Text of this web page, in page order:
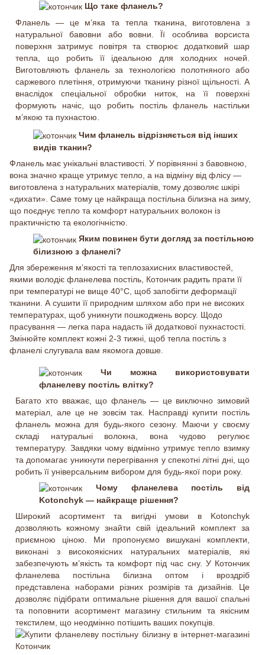
Що таке фланель?
Фланель — це м’яка та тепла тканина, виготовлена з
натуральної бавовни або вовни. Її особлива ворсиста
поверхня затримує повітря та створює додатковий шар
тепла, що робить її ідеальною для холодних ночей.
Виготовляють фланель за технологією полотняного або
саржевого плетіння, отримуючи тканину різної щільності. А
внаслідок спеціальної обробки ниток, на її поверхні
формують начіс, що робить постіль фланель настільки
м’якою та пухнастою.
Чим фланель відрізняється від інших
видів тканин?
Фланель має унікальні властивості. У порівнянні з бавовною,
вона значно краще утримує тепло, а на відміну від флісу —
виготовлена з натуральних матеріалів, тому дозволяє шкірі
«дихати». Саме тому це найкраща постільна білизна на зиму,
що поєднує тепло та комфорт натуральних волокон із
практичністю та екологічністю.
Яким повинен бути догляд за постільною
білизною з фланелі?
Для збереження м’якості та теплозахисних властивостей,
якими володіє фланелева постіль, Котончик радить прати її
при температурі не вище 40°C, щоб запобігти деформації
тканини. А сушити її природним шляхом або при не високих
температурах, щоб уникнути пошкоджень ворсу. Щодо
прасування — легка пара надасть їй додаткової пухнастості.
Змінюйте комплект кожні 2-3 тижні, щоб тепла постіль з
фланелі слугувала вам якомога довше.
Чи можна використовувати
фланелеву постіль влітку?
Багато хто вважає, що фланель — це виключно зимовий
матеріал, але це не зовсім так. Насправді купити постіль
фланель можна для будь-якого сезону. Маючи у своєму
складі натуральні волокна, вона чудово регулює
температуру. Завдяки чому відмінно утримує тепло взимку
та допомагає уникнути перегрівання у спекотні літні дні, що
робить її універсальним вибором для будь-якої пори року.
Чому фланелева постіль від
Kotonchyk — найкраще рішення?
Широкий асортимент та вигідні умови в Kotonchyk
дозволяють кожному знайти свій ідеальний комплект за
приємною ціною. Ми пропонуємо вишукані комплекти,
виконані з високоякісних натуральних матеріалів, які
забезпечують м’якість та комфорт під час сну. У Котончик
фланелева постільна білизна оптом і вроздріб
представлена наборами різних розмірів та дизайнів. Це
дозволяє підібрати оптимальне рішення для вашої спальні
та поповнити асортимент магазину стильним та якісним
текстилем, що неодмінно потішить ваших покупців.